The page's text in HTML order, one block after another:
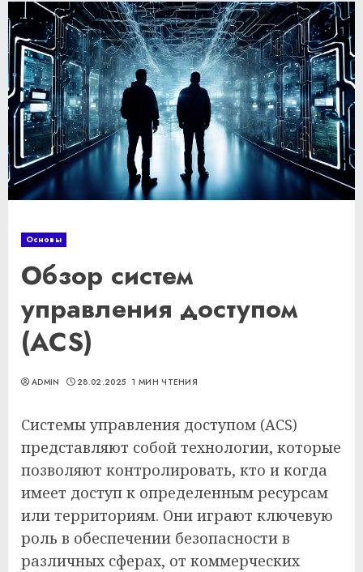
Основы
Обзор систем
управления доступом
(ACS)
ADMIN 28.02.2025 1 МИН ЧТЕНИЯ
Системы управления доступом (ACS)
представляют собой технологии, которые
позволяют контролировать, кто и когда
имеет доступ к определенным ресурсам
или территориям. Они играют ключевую
роль в обеспечении безопасности в
различных сферах, от коммерческих